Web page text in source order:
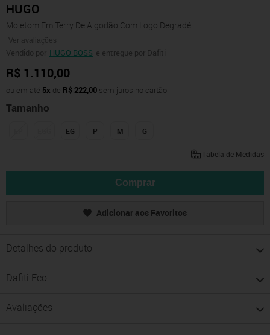
HUGO
Moletom Em Terry De Algodão Com Logo Degradé
Ver avaliações
Vendido por HUGO BOSS e entregue por Dafiti
R$ 1.110,00
ou em até 5x de R$ 222,00 sem juros no cartão
Tamanho
EG P M G
Tabela de Medidas
Comprar
Adicionar aos Favoritos
Detalhes do produto
Dafiti Eco
Avaliações